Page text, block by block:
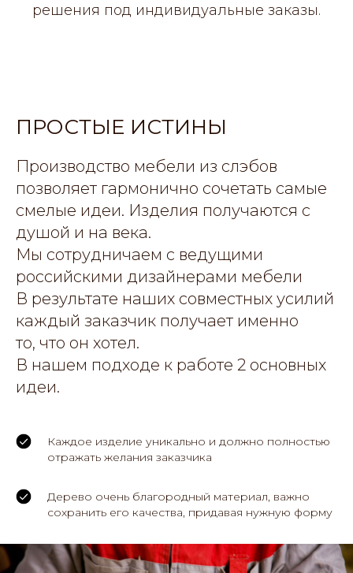
решения под индивидуальные заказы.
ПРОСТЫЕ ИСТИНЫ
Производство мебели из слэбов
позволяет гармонично сочетать самые
смелые идеи. Изделия получаются с
душой и на века.
Мы сотрудничаем с ведущими
российскими дизайнерами мебели
В результате наших совместных усилий
каждый заказчик получает именно
то, что он хотел.
В нашем подходе к работе 2 основных
идеи.
Каждое изделие уникально и должно полностью
отражать желания заказчика
Дерево очень благородный материал, важно
сохранить его качества, придавая нужную форму